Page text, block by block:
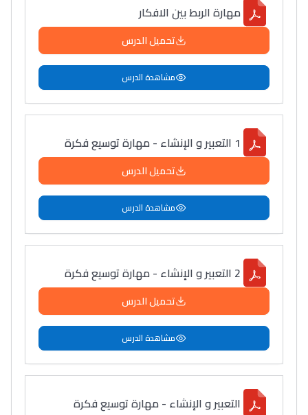
مهارة الربط بين الافكار
تحميل الدرس
مشاهدة الدرس
1 التعبير و الإنشاء - مهارة توسيع فكرة
تحميل الدرس
مشاهدة الدرس
2 التعبير و الإنشاء - مهارة توسيع فكرة
تحميل الدرس
مشاهدة الدرس
التعبير و الإنشاء - مهارة توسيع فكرة